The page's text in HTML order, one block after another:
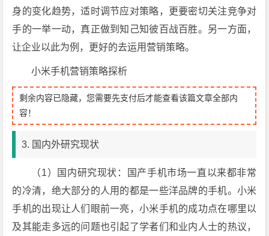
身的变化趋势，适时调节应对策略，更要密切关注竞争对
手的一举一动，真正做到知己知彼百战百胜。另一方面，
让企业以此为例，更好的去运用营销策略。
小米手机营销策略探析
剩余内容已隐藏，您需要先支付后才能查看该篇文章全部内
容！
3. 国内外研究现状
（1）国内研究现状：国产手机市场一直以来都非常
的冷清，绝大部分的人用的都是一些洋品牌的手机。小米
手机的出现让人们眼前一亮，小米手机的成功点在哪里以
及其能走多远的问题也引起了学者们和业内人士的热议，